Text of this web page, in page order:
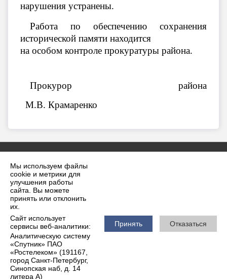
Мы используем файлы
cookie и метрики для
улучшения работы
сайта. Вы можете
принять или отклонить
их.
Сайт использует
сервисы веб-аналитики:
Аналитическую систему
«Спутник» ПАО
«Ростелеком» (191167,
город Санкт-Петербург,
Синопская наб, д. 14
литера А)
Принять Отказаться
нарушения устранены.
Работа по обеспечению сохранения
исторической памяти находится
на особом контроле прокуратуры района.
Прокурор района
М.В. Крамаренко
2026 г. krilovskaya.ru
Вход
Карта сайта
Политика обработки персональных данных
Сделано на KubCMS
Разработка и поддержка